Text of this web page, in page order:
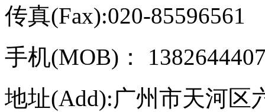
传真(Fax):020-85596561
手机(MOB)：
地址(Add):广州市天河区